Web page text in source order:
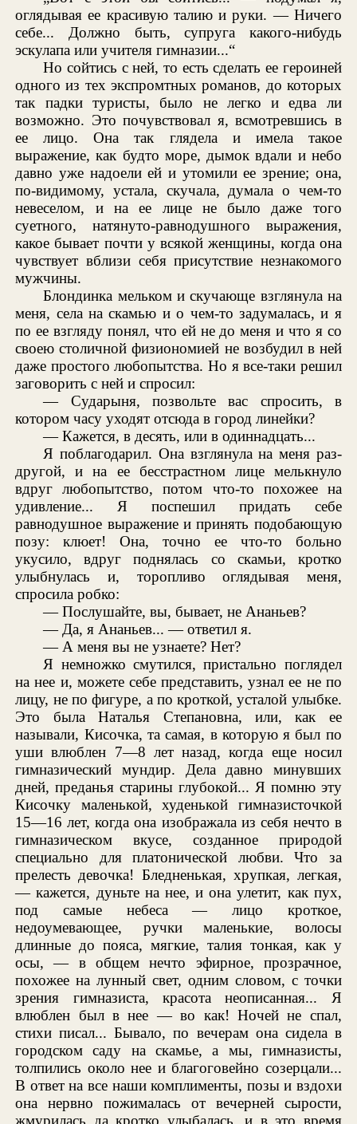
оглядывая ее красивую талию и руки. — Ничего
себе... Должно быть, супруга какого-нибудь
эскулапа или учителя гимназии...“
Но сойтись с ней, то есть сделать ее героиней
одного из тех экспромтных романов, до которых
так падки туристы, было не легко и едва ли
возможно. Это почувствовал я, всмотревшись в
ее лицо. Она так глядела и имела такое
выражение, как будто море, дымок вдали и небо
давно уже надоели ей и утомили ее зрение; она,
по-видимому, устала, скучала, думала о чем-то
невеселом, и на ее лице не было даже того
суетного, натянуто-равнодушного выражения,
какое бывает почти у всякой женщины, когда она
чувствует вблизи себя присутствие незнакомого
мужчины.
Блондинка мельком и скучающе взглянула на
меня, села на скамью и о чем-то задумалась, и я
по ее взгляду понял, что ей не до меня и что я со
своею столичной физиономией не возбудил в ней
даже простого любопытства. Но я все-таки решил
заговорить с ней и спросил:
— Сударыня, позвольте вас спросить, в
котором часу уходят отсюда в город линейки?
— Кажется, в десять, или в одиннадцать...
Я поблагодарил. Она взглянула на меня раз-
другой, и на ее бесстрастном лице мелькнуло
вдруг любопытство, потом что-то похожее на
удивление... Я поспешил придать себе
равнодушное выражение и принять подобающую
позу: клюет! Она, точно ее что-то больно
укусило, вдруг поднялась со скамьи, кротко
улыбнулась и, торопливо оглядывая меня,
спросила робко:
— Послушайте, вы, бывает, не Ананьев?
— Да, я Ананьев... — ответил я.
— А меня вы не узнаете? Нет?
Я немножко смутился, пристально поглядел
на нее и, можете себе представить, узнал ее не по
лицу, не по фигуре, а по кроткой, усталой улыбке.
Это была Наталья Степановна, или, как ее
называли, Кисочка, та самая, в которую я был по
уши влюблен 7—8 лет назад, когда еще носил
гимназический мундир. Дела давно минувших
дней, преданья старины глубокой... Я помню эту
Кисочку маленькой, худенькой гимназисточкой
15—16 лет, когда она изображала из себя нечто в
гимназическом вкусе, созданное природой
специально для платонической любви. Что за
прелесть девочка! Бледненькая, хрупкая, легкая,
— кажется, дуньте на нее, и она улетит, как пух,
под самые небеса — лицо кроткое,
недоумевающее, ручки маленькие, волосы
длинные до пояса, мягкие, талия тонкая, как у
осы, — в общем нечто эфирное, прозрачное,
похожее на лунный свет, одним словом, с точки
зрения гимназиста, красота неописанная... Я
влюблен был в нее — во как! Ночей не спал,
стихи писал... Бывало, по вечерам она сидела в
городском саду на скамье, а мы, гимназисты,
толпились около нее и благоговейно созерцали...
В ответ на все наши комплименты, позы и вздохи
она нервно пожималась от вечерней сырости,
жмурилась да кротко улыбалась, и в это время